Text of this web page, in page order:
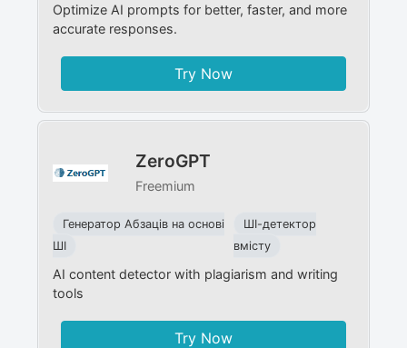
Optimize AI prompts for better, faster, and more
accurate responses.
Try Now
ZeroGPT
Freemium
Генератор Абзаців на основі
ШІ
ШІ-детектор
вмісту
AI content detector with plagiarism and writing
tools
Try Now